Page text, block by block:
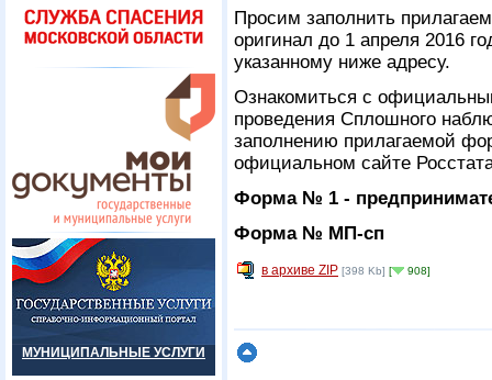
МУНИЦИПАЛЬНЫЕ УСЛУГИ
Просим заполнить
оригинал до 1 апреля 2016
указанному ниже адресу.
Ознакомиться с
проведения Сплошного
заполнению прилагаемой
официальном сайте
Форма № 1 -
Форма № МП-сп
в архиве ZIP [398 Kb] [ 908]